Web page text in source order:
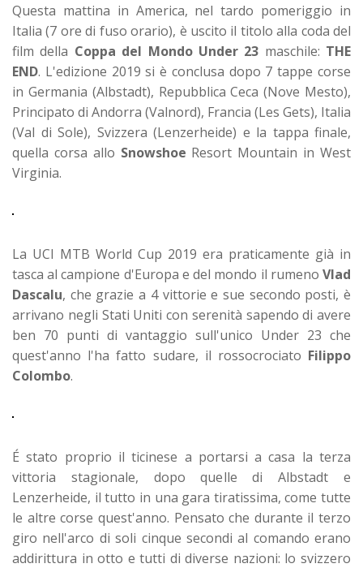
Questa mattina in America, nel tardo pomeriggio in
Italia (7 ore di fuso orario), è uscito il titolo alla coda del
film della Coppa del Mondo Under 23 maschile: THE
END. L'edizione 2019 si è conclusa dopo 7 tappe corse
in Germania (Albstadt), Repubblica Ceca (Nove Mesto),
Principato di Andorra (Valnord), Francia (Les Gets), Italia
(Val di Sole), Svizzera (Lenzerheide) e la tappa finale,
quella corsa allo Snowshoe Resort Mountain in West
Virginia.
La UCI MTB World Cup 2019 era praticamente già in
tasca al campione d'Europa e del mondo il rumeno Vlad
Dascalu, che grazie a 4 vittorie e sue secondo posti, è
arrivano negli Stati Uniti con serenità sapendo di avere
ben 70 punti di vantaggio sull'unico Under 23 che
quest'anno l'ha fatto sudare, il rossocrociato Filippo
Colombo.
É stato proprio il ticinese a portarsi a casa la terza
vittoria stagionale, dopo quelle di Albstadt e
Lenzerheide, il tutto in una gara tiratissima, come tutte
le altre corse quest'anno. Pensato che durante il terzo
giro nell'arco di soli cinque secondi al comando erano
addirittura in otto e tutti di diverse nazioni: lo svizzero